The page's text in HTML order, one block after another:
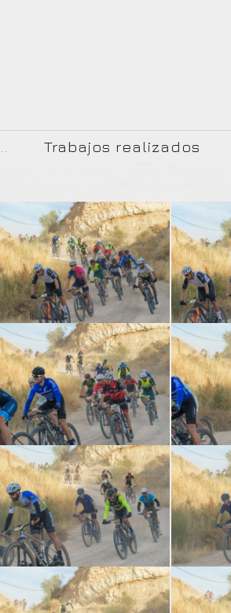
Trabajos realizados